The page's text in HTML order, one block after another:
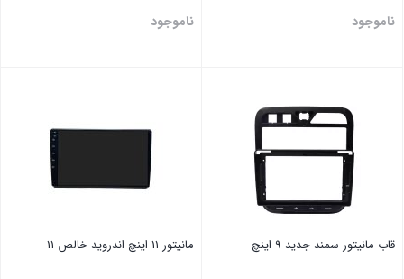
ناموجود ناموجود
قاب مانیتور ‏سمند ‏جدید 9 اینچ مانیتور 11 اینچ اندروید خالص 11